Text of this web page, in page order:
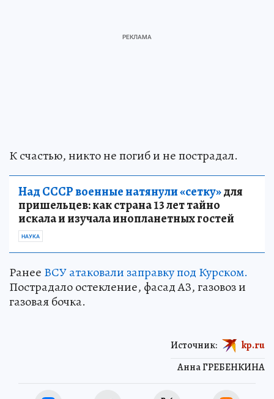
К счастью, никто не погиб и не пострадал.
Над СССР военные натянули «сетку»для
пришельцев: как страна 13 лет тайно
искала и изучала инопланетных гостей
НАУКА
Ранее ВСУ атаковали заправку под Курском.
Пострадало остекление, фасад АЗ, газовоз и
газовая бочка.
Анна ГРЕБЕНКИНА
Источник: kp.ru